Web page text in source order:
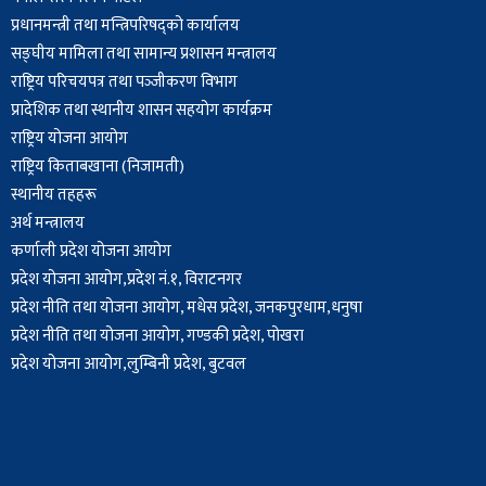
प्रधानमन्त्री तथा मन्त्रिपरिषद्को कार्यालय
सङ्घीय मामिला तथा सामान्य प्रशासन मन्त्रालय
राष्ट्रिय परिचयपत्र तथा पञ्‍जीकरण विभाग
प्रादेशिक तथा स्थानीय शासन सहयोग कार्यक्रम
राष्ट्रिय योजना आयोग
राष्ट्रिय किताबखाना (निजामती)
स्थानीय तहहरू
अर्थ मन्त्रालय
कर्णाली प्रदेश योजना आयोग
प्रदेश योजना आयोग,प्रदेश नं.१, विराटनगर
प्रदेश नीति तथा योजना आयोग, मधेस प्रदेश, जनकपुरधाम,धनुषा
प्रदेश नीति तथा योजना आयोग, गण्डकी प्रदेश, पोखरा
प्रदेश योजना आयोग,लुम्बिनी प्रदेश, बुटवल